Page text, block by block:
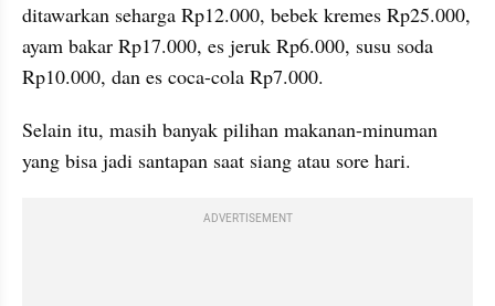
ditawarkan seharga Rp12.000, bebek kremes Rp25.000,
ayam bakar Rp17.000, es jeruk Rp6.000, susu soda
Rp10.000, dan es coca-cola Rp7.000.
Selain itu, masih banyak pilihan makanan-minuman
yang bisa jadi santapan saat siang atau sore hari.
ADVERTISEMENT